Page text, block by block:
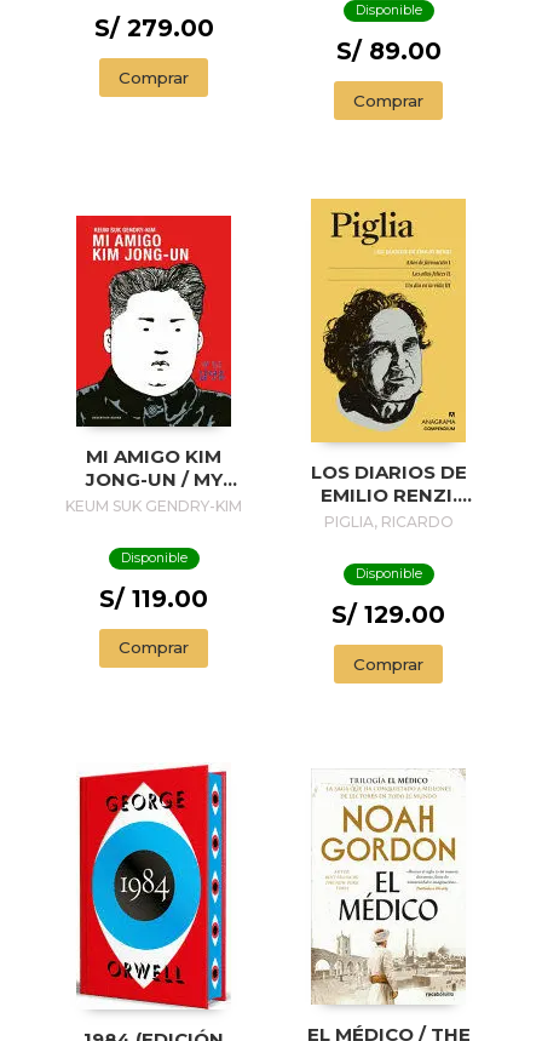
S/ 279.00
Comprar
Disponible
S/ 89.00
Comprar
MI AMIGO KIM
JONG-UN / MY
FRIEND KIM JONG-
KEUM SUK GENDRY-KIM
Disponible
S/ 119.00
Comprar
LOS DIARIOS DE
EMILIO RENZI.
AÑOS DE
AÑOS FELICES II;
UN DIA EN LA VIDA
III
PIGLIA, RICARDO
Disponible
S/ 129.00
Comprar
EL MÉDICO / THE